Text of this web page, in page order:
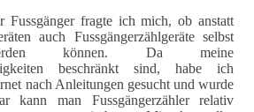
Fussgänger fragte ich mich, ob anstatt
auch Fussgängerzählgeräte selbst
können. Da meine
beschränkt sind, habe ich
nach Anleitungen gesucht und wurde
kann man Fussgängerzähler relativ